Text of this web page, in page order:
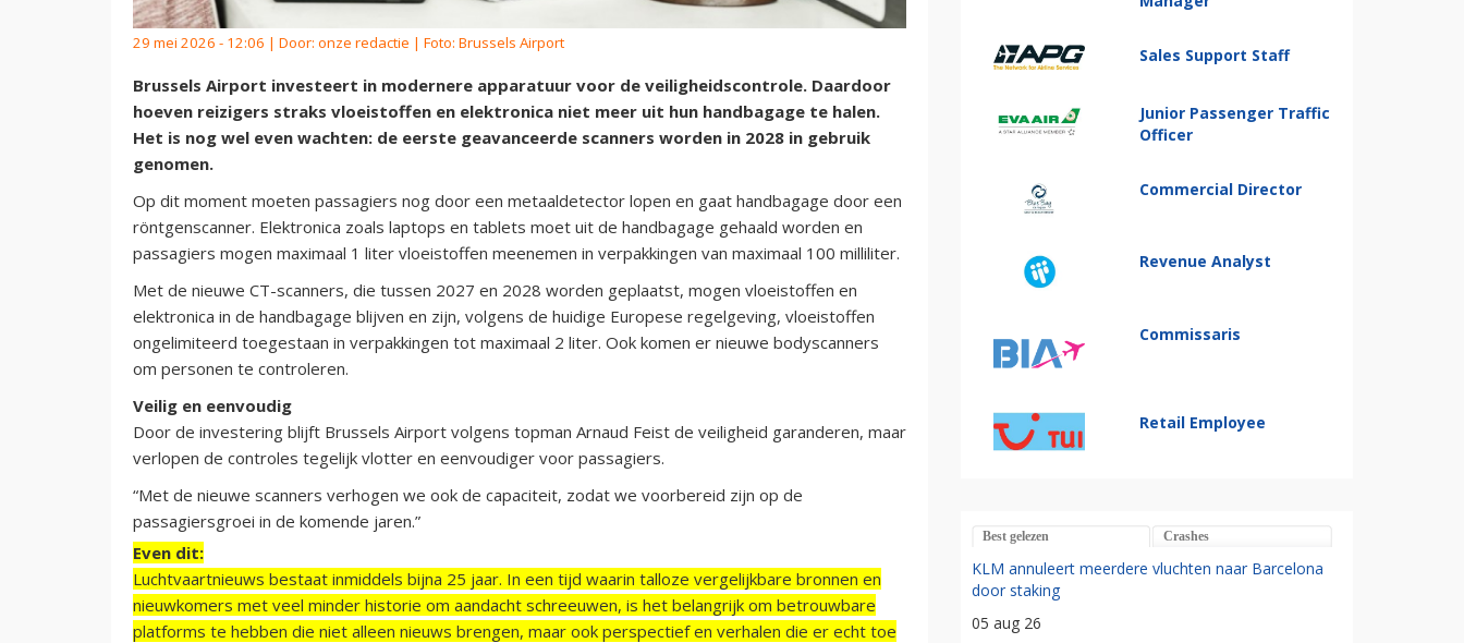
29 mei 2026 - 12:06 | Door: onze redactie | Foto: Brussels Airport
Brussels Airport investeert in modernere apparatuur voor de veiligheidscontrole. Daardoor
hoeven reizigers straks vloeistoffen en elektronica niet meer uit hun handbagage te halen.
Het is nog wel even wachten: de eerste geavanceerde scanners worden in 2028 in gebruik
genomen.
Op dit moment moeten passagiers nog door een metaaldetector lopen en gaat handbagage door een
röntgenscanner. Elektronica zoals laptops en tablets moet uit de handbagage gehaald worden en
passagiers mogen maximaal 1 liter vloeistoffen meenemen in verpakkingen van maximaal 100 milliliter.
Met de nieuwe CT-scanners, die tussen 2027 en 2028 worden geplaatst, mogen vloeistoffen en
elektronica in de handbagage blijven en zijn, volgens de huidige Europese regelgeving, vloeistoffen
ongelimiteerd toegestaan in verpakkingen tot maximaal 2 liter. Ook komen er nieuwe bodyscanners
om personen te controleren.
Veilig en eenvoudig
Door de investering blijft Brussels Airport volgens topman Arnaud Feist de veiligheid garanderen, maar
verlopen de controles tegelijk vlotter en eenvoudiger voor passagiers.
“Met de nieuwe scanners verhogen we ook de capaciteit, zodat we voorbereid zijn op de
passagiersgroei in de komende jaren.”
Even dit:
Luchtvaartnieuws bestaat inmiddels bijna 25 jaar. In een tijd waarin talloze vergelijkbare bronnen en
nieuwkomers met veel minder historie om aandacht schreeuwen, is het belangrijk om betrouwbare
platforms te hebben die niet alleen nieuws brengen, maar ook perspectief en verhalen die er echt toe
Sales Support Staff
Junior Passenger Traffic
Officer
Commercial Director
Revenue Analyst
Commissaris
Retail Employee
Best gelezen Crashes
KLM annuleert meerdere vluchten naar Barcelona
door staking
05 aug 26